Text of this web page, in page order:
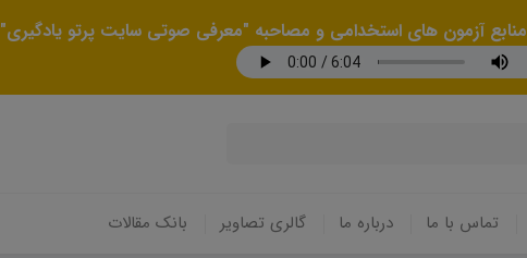
آزمون های استخدامی و مصاحبه "معرفی صوتی سایت پرتو یادگیری"
تماس با ما درباره ما گالری تصاویر بانک مقالات